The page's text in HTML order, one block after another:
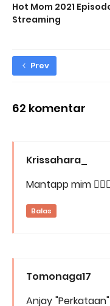
Hot Mom 2021
Streaming
Prev
62 komentar
Krissahara_
Mantapp mim 👍🏻😆
Balas
Tomonaga17
Anjay